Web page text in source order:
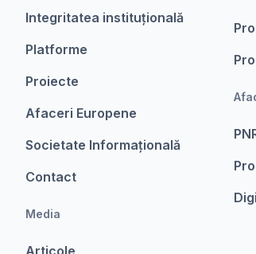
Integritatea instituțională
Platforme
Proiecte
Afaceri Europene
Societate Informațională
Contact
Media
Articole